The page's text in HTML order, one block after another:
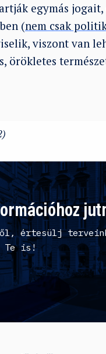
egymás jogait,
(nem csak
viszont van
értesülj
Te is!